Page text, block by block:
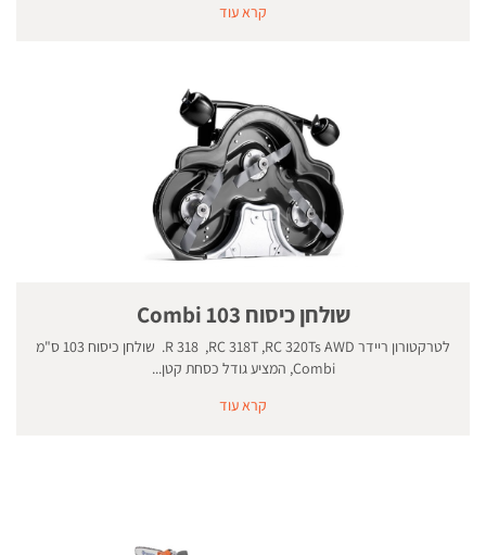
קרא עוד
שולחן כיסוח 103 Combi
לטרקטורון ריידר R 318 ,RC 318T ,RC 320Ts AWD. שולחן כיסוח 103 ס"מ
Combi, המציע גודל כסחת קטן...
קרא עוד